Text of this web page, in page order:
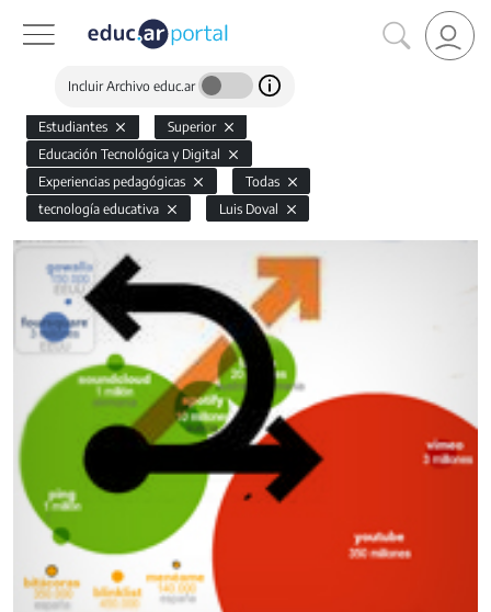
Incluir Archivo educ.ar
Estudiantes
Superior
Educación Tecnológica y Digital
Experiencias pedagógicas
Todas
tecnología educativa
Luis Doval